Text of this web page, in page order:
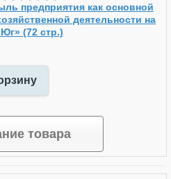
предприятия как основной
деятельности на
(72 стр.)
товара